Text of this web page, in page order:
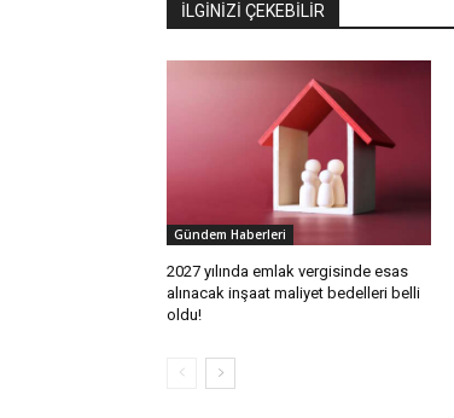
İLGİNİZİ ÇEKEBİLİR
Gündem Haberleri
2027 yılında emlak vergisinde esas
alınacak inşaat maliyet bedelleri belli
oldu!